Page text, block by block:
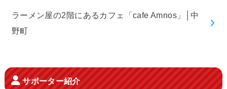
ラーメン屋の2階にあるカフェ「cafe Amnos」│中
野町
サポーター紹介